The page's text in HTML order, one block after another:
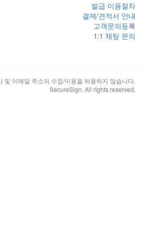
발급 이용절차
결제/견적서 안내
고객문의등록
1:1 채팅 문의
및 이메일 주소의 수집/이용을 허용하지 않습니다.
SecureSign. All rights reserved.